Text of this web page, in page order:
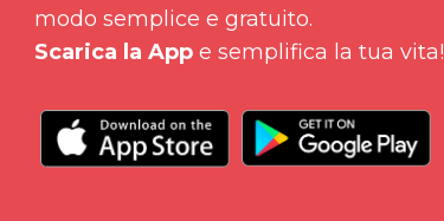
modo semplice e gratuito.
Scarica la App e semplifica la tua vita!